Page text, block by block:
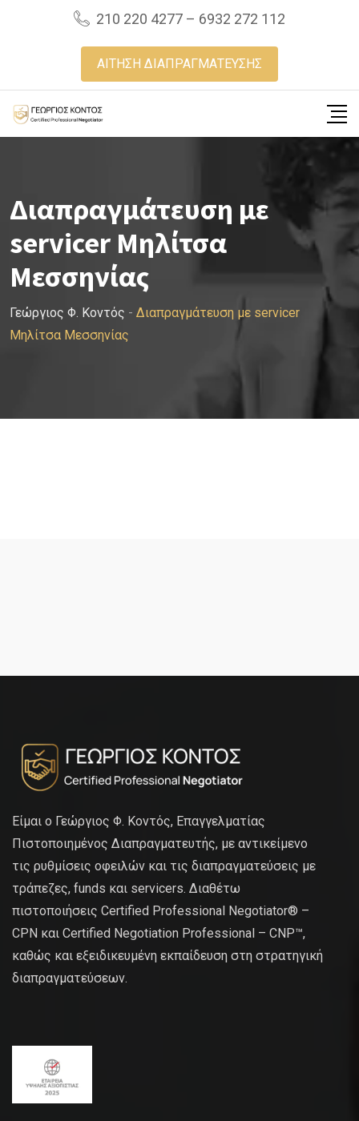
210 220 4277 – 6932 272 112
ΑΙΤΗΣΗ ΔΙΑΠΡΑΓΜΑΤΕΥΣΗΣ
Διαπραγμάτευση με
servicer Μηλίτσα
Μεσσηνίας
Γεώργιος Φ. Κοντός - Διαπραγμάτευση με servicer
Μηλίτσα Μεσσηνίας
Είμαι ο Γεώργιος Φ. Κοντός, Επαγγελματίας
Πιστοποιημένος Διαπραγματευτής, με αντικείμενο
τις ρυθμίσεις οφειλών και τις διαπραγματεύσεις με
τράπεζες, funds και servicers. Διαθέτω
πιστοποιήσεις Certified Professional Negotiator® –
CPN και Certified Negotiation Professional – CNP™,
καθώς και εξειδικευμένη εκπαίδευση στη στρατηγική
διαπραγματεύσεων.